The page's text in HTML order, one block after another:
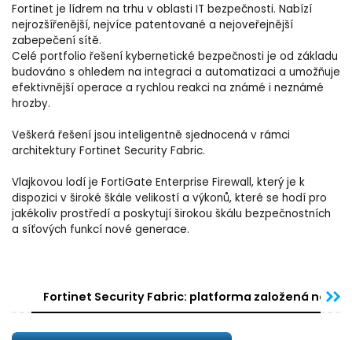
Fortinet je lídrem na trhu v oblasti IT bezpečnosti. Nabízí
nejrozšířenější, nejvíce patentované a nejoveřejnější
zabepečení sítě.
Celé portfolio řešení kybernetické bezpečnosti je od základu
budováno s ohledem na integraci a automatizaci a umožňuje
efektivnější operace a rychlou reakci na známé i neznámé
hrozby.
Veškerá řešení jsou inteligentně sjednocená v rámci
architektury Fortinet Security Fabric.
Vlajkovou lodí je FortiGate Enterprise Firewall, který je k
dispozici v široké škále velikostí a výkonů, které se hodí pro
jakékoliv prostředí a poskytují širokou škálu bezpečnostních
a síťových funkcí nové generace.
Fortinet Security Fabric: platforma založená na